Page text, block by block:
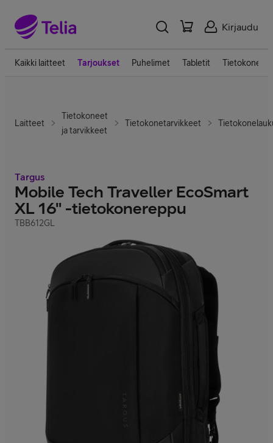
Kirjaudu
Kaikki laitteet Tarjoukset Puhelimet Tabletit Tietokoneet
Laitteet
Tietokoneet
ja tarvikkeet
Tietokonetarvikkeet
Targus
Mobile Tech Traveller EcoSmart
XL 16" -tietokonereppu
TBB612GL